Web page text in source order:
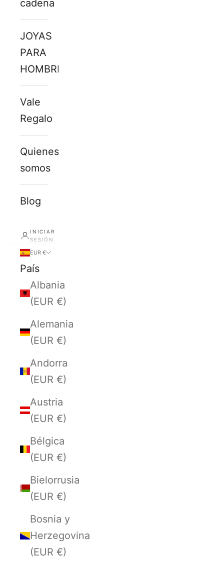
cadena
JOYAS
PARA
HOMBRE
Vale
Regalo
Quienes
somos
Blog
INICIAR
SESIÓN
EUR €
País
Albania
(EUR €)
Alemania
(EUR €)
Andorra
(EUR €)
Austria
(EUR €)
Bélgica
(EUR €)
Bielorrusia
(EUR €)
Bosnia y
Herzegovina
(EUR €)